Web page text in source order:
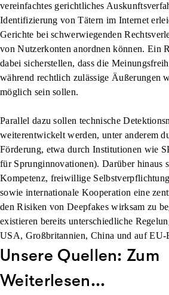
vereinfachtes gerichtliches
Identifizierung von Tätern im Internet
Gerichte bei schwerwiegenden
von Nutzerkonten anordnen können. Ein
dabei sicherstellen, dass die
während rechtlich zulässige Äußerungen
möglich sein sollen.
Parallel dazu sollen technische
weiterentwickelt werden, unter anderem
Förderung, etwa durch Institutionen wie
für Sprunginnovationen). Darüber hinaus
Kompetenz, freiwillige
sowie internationale Kooperation eine
den Risiken von Deepfakes wirksam zu
existieren bereits unterschiedliche
USA, Großbritannien, China und auf EU-
Unsere Quellen: Zum
Weiterlesen...